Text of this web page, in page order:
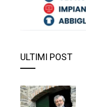
ULTIMI POST